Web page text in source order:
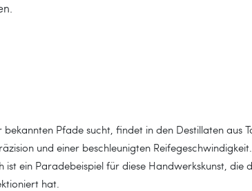
Pfade sucht, findet in den Destillaten aus
und einer beschleunigten
ist ein Paradebeispiel für diese Handwerkskunst, die
hat.